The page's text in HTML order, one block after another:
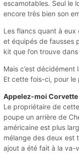
escamotables. Seul le
encore très bien son
Les flancs quant à eux
et équipés de fausses
kit que l’on trouve
Mais c’est
Et cette fois-ci, pour le
Appelez-moi Corvette
Le propriétaire de
poupe un arrière de
américaine est plus
mélange des deux est
ajout a été fait à la va-